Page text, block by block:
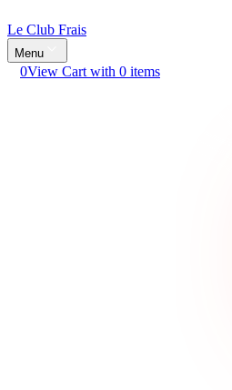
Le Club Frais
Menu
0View Cart with 0 items